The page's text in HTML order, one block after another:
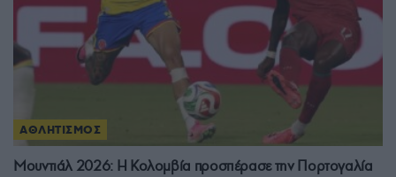
ΑΘΛΗΤΙΣΜΟΣ
Μουντιάλ 2026: Η Κολομβία προσπέρασε την Πορτογαλία